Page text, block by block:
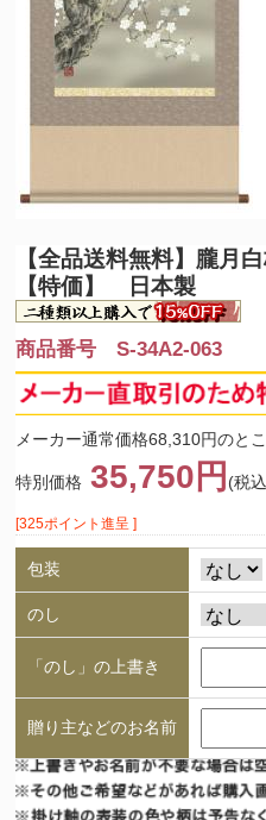
【全品送料無料】 朧月
【特価】 日本製
商品番号 S-34A2-063
メーカー通常価格68,310円のと
特別価格 35,750円 (税
[325ポイント進呈 ]
包装
のし
「のし」の上書き
贈り主などのお名前